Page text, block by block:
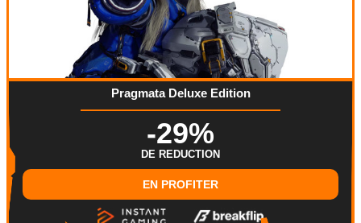
Pragmata Deluxe Edition
-29%
DE REDUCTION
EN PROFITER